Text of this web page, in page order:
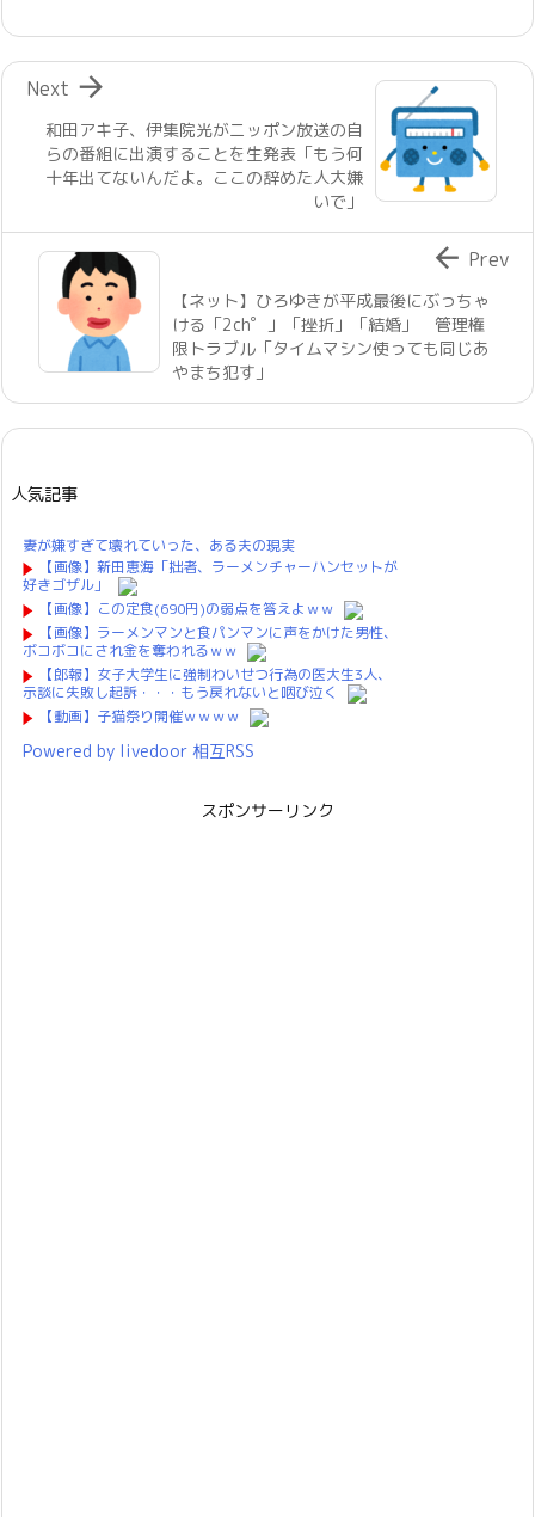
和田アキ子、伊集院光がニッポン放送の自
らの番組に出演することを生発表「もう何
十年出てないんだよ。ここの辞めた人大嫌
いで」

Next
【ネット】ひろゆきが平成最後にぶっちゃ
ける「2ch゜」「挫折」「結婚」 管理権
限トラブル「タイムマシン使っても同じあ
やまち犯す」
 Prev
人気記事
妻が嫌すぎて壊れていった、ある夫の現実
【画像】新田恵海「拙者、ラーメンチャーハンセットが
好きゴザル」
【画像】この定食(690円)の弱点を答えよｗｗ
【画像】ラーメンマンと食パンマンに声をかけた男性、
ボコボコにされ金を奪われるｗｗ
【郎報】女子大学生に強制わいせつ行為の医大生3人、
示談に失敗し起訴・・・もう戻れないと咽び泣く
【動画】子猫祭り開催ｗｗｗｗ
Powered by livedoor 相互RSS
スポンサーリンク